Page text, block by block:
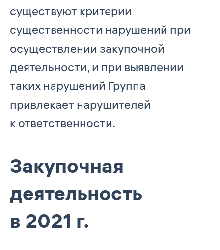
существуют критерии
существенности нарушений при
осуществлении закупочной
деятельности, и при выявлении
таких нарушений Группа
привлекает нарушителей
к ответственности.
Закупочная
деятельность
в 2021 г.